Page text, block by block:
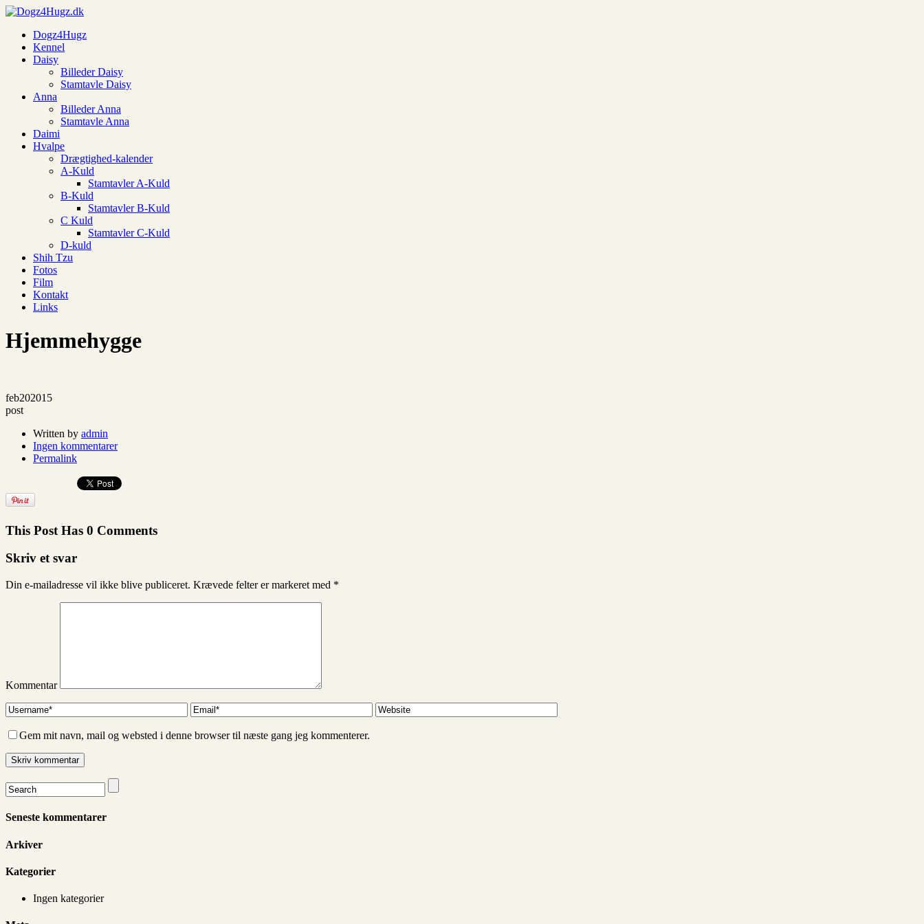
Dogz4Hugz
Kennel
Daisy
Billeder Daisy
Stamtavle Daisy
Anna
Billeder Anna
Stamtavle Anna
Daimi
Hvalpe
Drægtighed-kalender
A-Kuld
Stamtavler A-Kuld
B-Kuld
Stamtavler B-Kuld
C Kuld
Stamtavler C-Kuld
D-kuld
Shih Tzu
Fotos
Film
Kontakt
Links
Hjemmehygge
feb202015
post
Written by admin
Ingen kommentarer
Permalink
This Post Has 0 Comments
Skriv et svar
Din e-mailadresse vil ikke blive publiceret. Krævede felter er markeret med *
Kommentar
Gem mit navn, mail og websted i denne browser til næste gang jeg kommenterer.
Seneste kommentarer
Arkiver
Kategorier
Ingen kategorier